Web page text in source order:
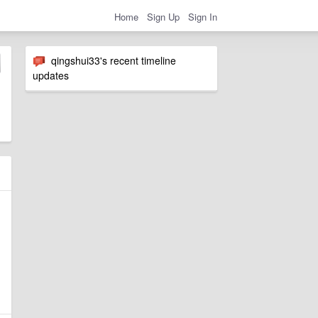
Home Sign Up Sign In
qingshui33's recent timeline
updates